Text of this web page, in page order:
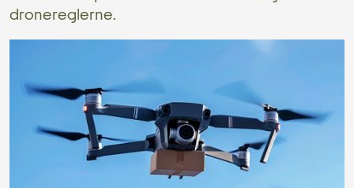
dronereglerne.